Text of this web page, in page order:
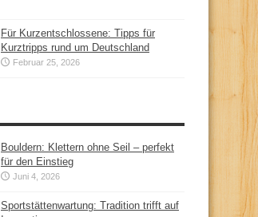
Für Kurzentschlossene: Tipps für
Kurztripps rund um Deutschland
Februar 25, 2026
Bouldern: Klettern ohne Seil – perfekt
für den Einstieg
Juni 4, 2026
Sportstättenwartung: Tradition trifft auf